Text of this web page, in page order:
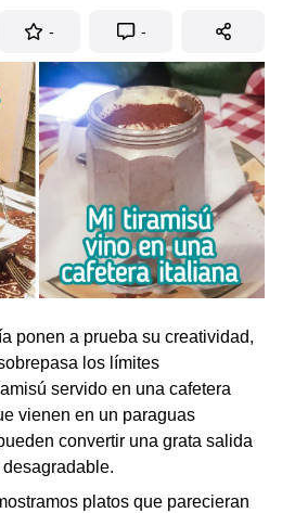
- -
ponen a prueba su creatividad,
los límites
servido en una cafetera
vienen en un paraguas
convertir una grata salida
platos que parecieran